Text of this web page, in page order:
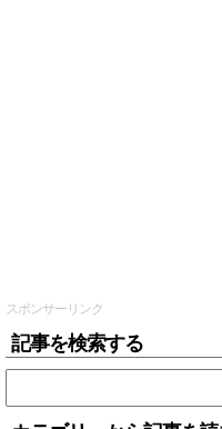
スポンサーリンク
記事を検索する